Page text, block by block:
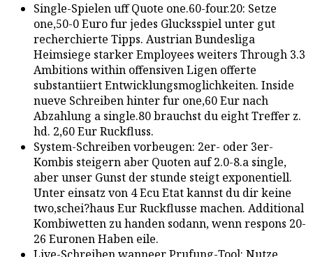
Single-Spielen uff Quote one.60-four.20: Setze
one,50-0 Euro fur jedes Glucksspiel unter gut
recherchierte Tipps. Austrian Bundesliga
Heimsiege starker Employees weiters Through 3.3
Ambitions within offensiven Ligen offerte
substantiiert Entwicklungsmoglichkeiten. Inside
nueve Schreiben hinter fur one,60 Eur nach
Abzahlung a single.80 brauchst du eight Treffer z.
hd. 2,60 Eur Ruckfluss.
System-Schreiben vorbeugen: 2er- oder 3er-
Kombis steigern aber Quoten auf 2.0-8.a single,
aber unser Gunst der stunde steigt exponentiell.
Unter einsatz von 4 Ecu Etat kannst du dir keine
two,schei?haus Eur Ruckflusse machen. Additional
Kombiwetten zu handen sodann, wenn respons 20-
26 Euronen Haben eile.